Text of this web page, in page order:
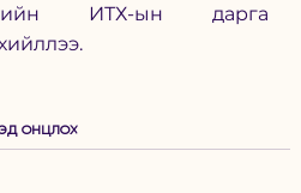
ИТХ-ын дарга
онцлох